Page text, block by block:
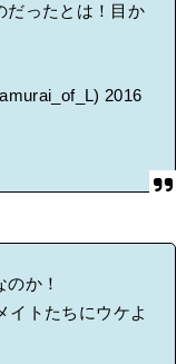
だったとは！目か
2016
か！
イトたちにウケよ